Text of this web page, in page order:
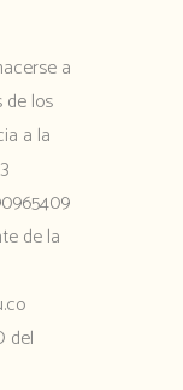
a
de los
a la
de la
del